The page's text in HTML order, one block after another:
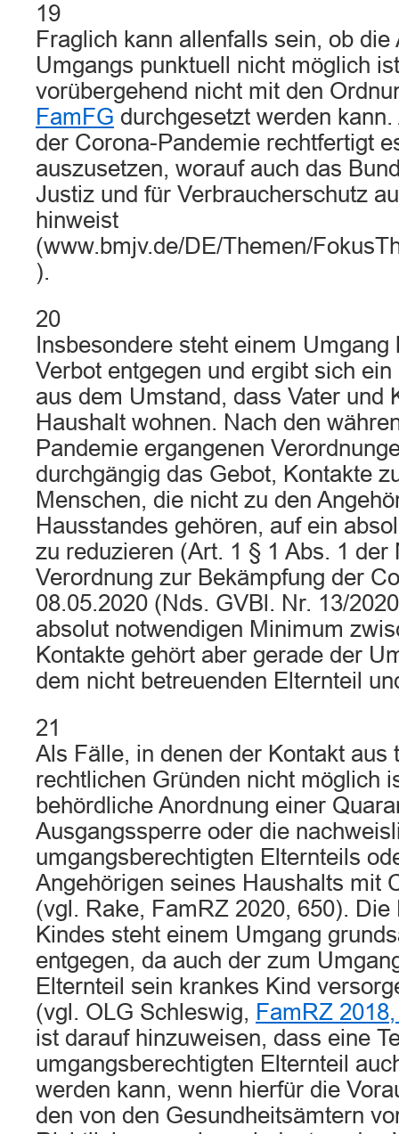
19
Fraglich kann allenfalls sein, ob die
Umgangs punktuell nicht möglich
vorübergehend nicht mit den
FamFG durchgesetzt werden
der Corona-Pandemie rechtfertigt
auszusetzen, worauf auch das
Justiz und für Verbraucherschutz
hinweist
(www.bmjv.de/DE/Themen/
).
20
Insbesondere steht einem
Verbot entgegen und ergibt sich
aus dem Umstand, dass Vater und
Haushalt wohnen. Nach den
Pandemie ergangenen
durchgängig das Gebot, Kontakte
Menschen, die nicht zu den
Hausstandes gehören, auf ein
zu reduzieren (Art. 1 § 1 Abs. 1 der
Verordnung zur Bekämpfung der
08.05.2020 (Nds. GVBl. Nr. 13/
absolut notwendigen Minimum
Kontakte gehört aber gerade der
dem nicht betreuenden Elternteil
21
Als Fälle, in denen der Kontakt aus
rechtlichen Gründen nicht möglich
behördliche Anordnung einer
Ausgangssperre oder die
umgangsberechtigten Elternteils
Angehörigen seines Haushalts mit
(vgl. Rake, FamRZ 2020, 650). Die
Kindes steht einem Umgang
entgegen, da auch der zum
Elternteil sein krankes Kind
(vgl. OLG Schleswig, FamRZ
ist darauf hinzuweisen, dass eine
umgangsberechtigten Elternteil
werden kann, wenn hierfür die
den von den Gesundheitsämtern